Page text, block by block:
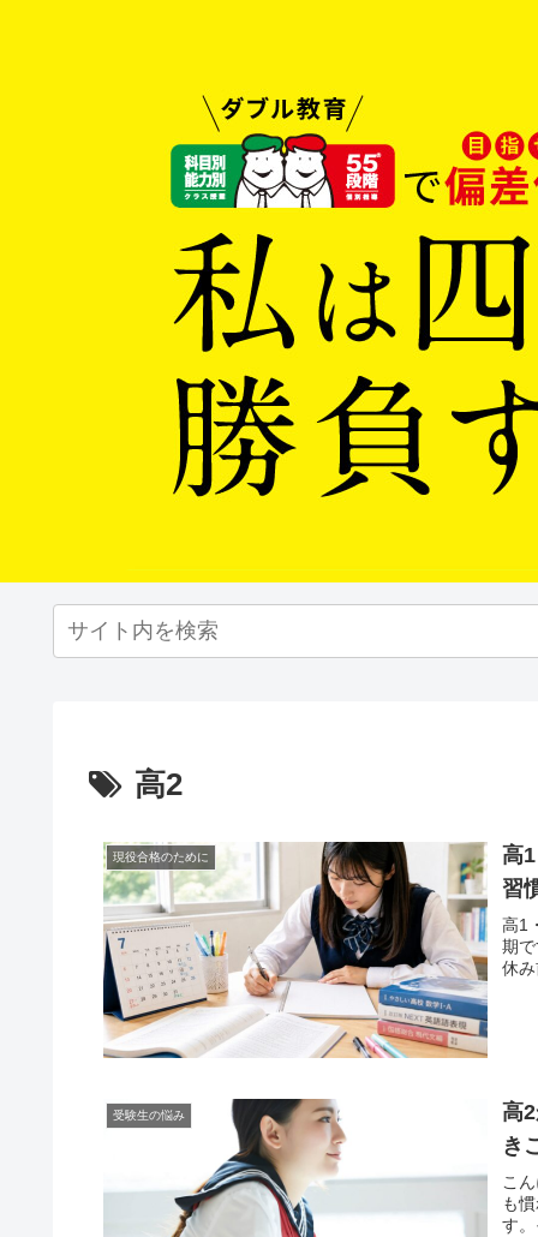
高2
現役合格のために
高
習
高1
期
休
受験生の悩み
高
き
こ
も
す